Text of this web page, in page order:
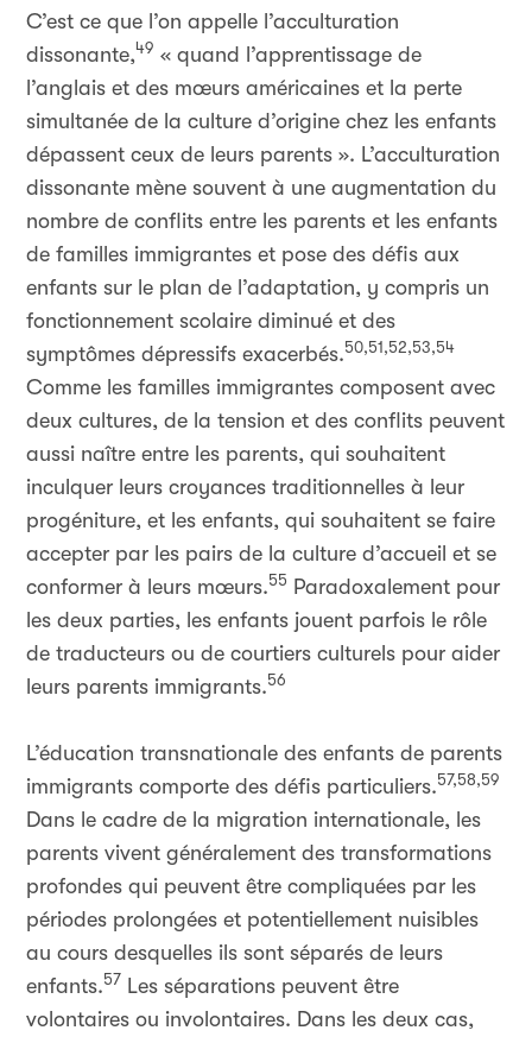
C’est ce que l’on appelle l’acculturation
dissonante,49 « quand l’apprentissage de
l’anglais et des mœurs américaines et la perte
simultanée de la culture d’origine chez les enfants
dépassent ceux de leurs parents ». L’acculturation
dissonante mène souvent à une augmentation du
nombre de conflits entre les parents et les enfants
de familles immigrantes et pose des défis aux
enfants sur le plan de l’adaptation, y compris un
fonctionnement scolaire diminué et des
symptômes dépressifs exacerbés.50,51,52,53,54
Comme les familles immigrantes composent avec
deux cultures, de la tension et des conflits peuvent
aussi naître entre les parents, qui souhaitent
inculquer leurs croyances traditionnelles à leur
progéniture, et les enfants, qui souhaitent se faire
accepter par les pairs de la culture d’accueil et se
conformer à leurs mœurs.55 Paradoxalement pour
les deux parties, les enfants jouent parfois le rôle
de traducteurs ou de courtiers culturels pour aider
leurs parents immigrants.56
L’éducation transnationale des enfants de parents
immigrants comporte des défis particuliers.57,58,59
Dans le cadre de la migration internationale, les
parents vivent généralement des transformations
profondes qui peuvent être compliquées par les
périodes prolongées et potentiellement nuisibles
au cours desquelles ils sont séparés de leurs
enfants.57 Les séparations peuvent être
volontaires ou involontaires. Dans les deux cas,